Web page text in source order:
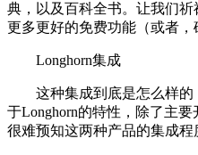
典，以及百科全书。让我们
更多更好的免费功能（或者，
Longhorn集成
这种集成到底是怎么样
于Longhorn的特性，除了主
很难预知这两种产品的集成程